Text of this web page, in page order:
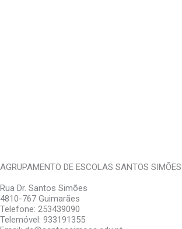
AGRUPAMENTO DE ESCOLAS SANTOS SIMÕES
Rua Dr. Santos Simões
4810-767 Guimarães
Telefone: 253439090
Telemóvel: 933191355